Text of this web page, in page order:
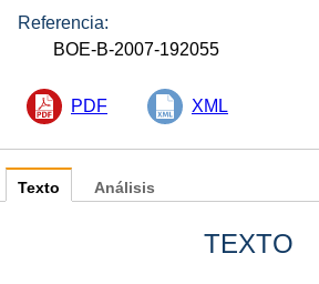
Referencia:
BOE-B-2007-192055
PDF XML
Texto
TEXTO
Análisis